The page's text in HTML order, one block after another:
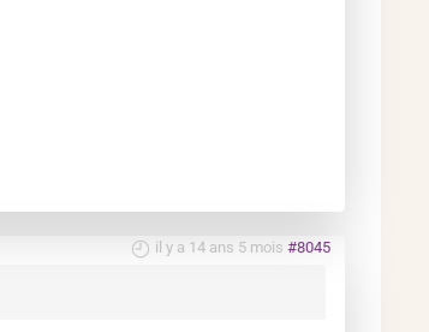
il y a 14 ans 5 mois #8045